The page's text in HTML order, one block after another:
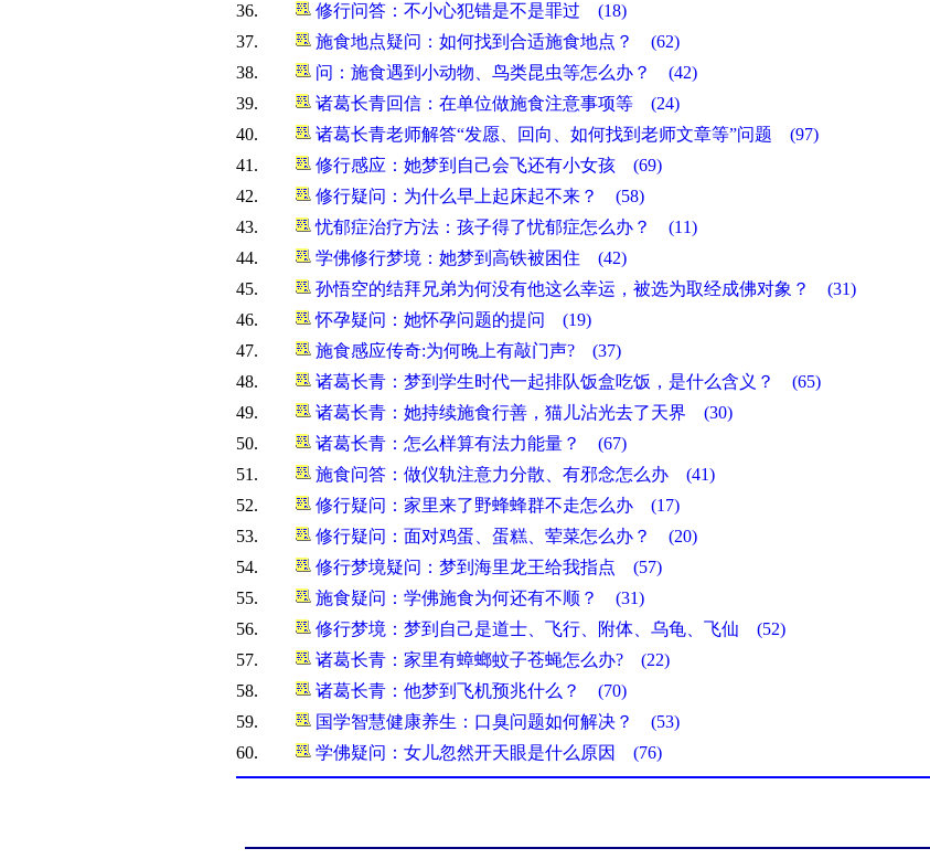
36.
修行问答：不小心犯错是不是罪过 (18)
37.
施食地点疑问：如何找到合适施食地点？ (62)
38.
问：施食遇到小动物、鸟类昆虫等怎么办？ (42)
39.
诸葛长青回信：在单位做施食注意事项等 (24)
40.
诸葛长青老师解答“发愿、回向、如何找到老师文章等”问题 (97)
41.
修行感应：她梦到自己会飞还有小女孩 (69)
42.
修行疑问：为什么早上起床起不来？ (58)
43.
忧郁症治疗方法：孩子得了忧郁症怎么办？ (11)
44.
学佛修行梦境：她梦到高铁被困住 (42)
45.
孙悟空的结拜兄弟为何没有他这么幸运，被选为取经成佛对象？ (31)
46.
怀孕疑问：她怀孕问题的提问 (19)
47.
施食感应传奇:为何晚上有敲门声? (37)
48.
诸葛长青：梦到学生时代一起排队饭盒吃饭，是什么含义？ (65)
49.
诸葛长青：她持续施食行善，猫儿沾光去了天界 (30)
50.
诸葛长青：怎么样算有法力能量？ (67)
51.
施食问答：做仪轨注意力分散、有邪念怎么办 (41)
52.
修行疑问：家里来了野蜂蜂群不走怎么办 (17)
53.
修行疑问：面对鸡蛋、蛋糕、荤菜怎么办？ (20)
54.
修行梦境疑问：梦到海里龙王给我指点 (57)
55.
施食疑问：学佛施食为何还有不顺？ (31)
56.
修行梦境：梦到自己是道士、飞行、附体、乌龟、飞仙 (52)
57.
诸葛长青：家里有蟑螂蚊子苍蝇怎么办? (22)
58.
诸葛长青：他梦到飞机预兆什么？ (70)
59.
国学智慧健康养生：口臭问题如何解决？ (53)
60.
学佛疑问：女儿忽然开天眼是什么原因 (76)